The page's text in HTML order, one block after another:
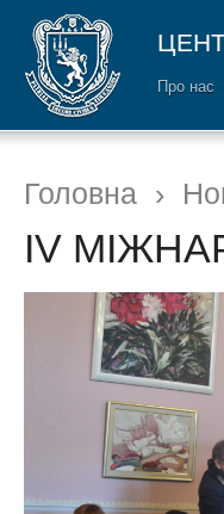
Про нас
Головна ›
IV